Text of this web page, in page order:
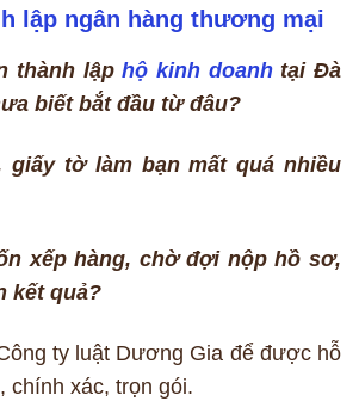
lập ngân hàng thương mại
thành lậphộ kinh doanhtại Đà
biết bắt đầu từ đâu?
giấy tờ làm bạn mất quá nhiều
xếp hàng, chờ đợi nộp hồ sơ,
kết quả?
ty luật Dương Gia để được hỗ
chính xác, trọn gói.